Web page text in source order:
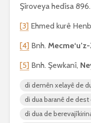
Şîroveya hedîsa 896.
[3] Ehmed kurê
[4] Bnh.
[5] Bnh. Şewkanî,
di demên xelayê de
di dua baranê de dest
di dua de